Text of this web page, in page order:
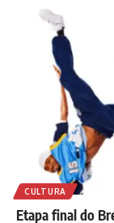
CULTURA
Etapa final do